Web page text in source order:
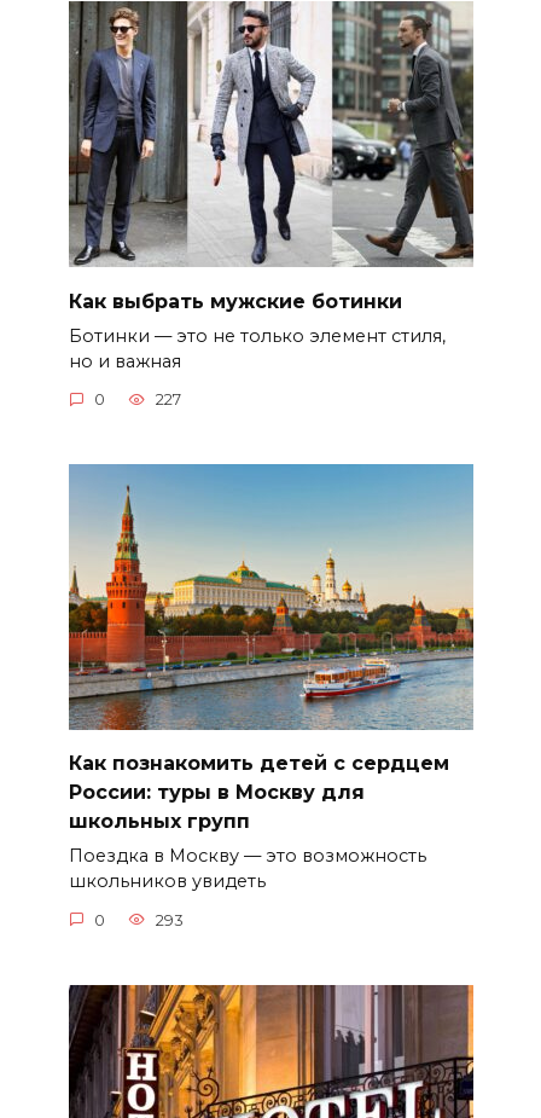
Как выбрать мужские ботинки
Ботинки — это не только элемент стиля,
но и важная
0 227
Как познакомить детей с сердцем
России: туры в Москву для
школьных групп
Поездка в Москву — это возможность
школьников увидеть
0 293